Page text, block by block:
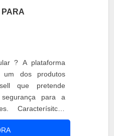
PARA
? A plataforma
um dos produtos
que pretende
para a
Caracterísitcas
resistente,
motor de